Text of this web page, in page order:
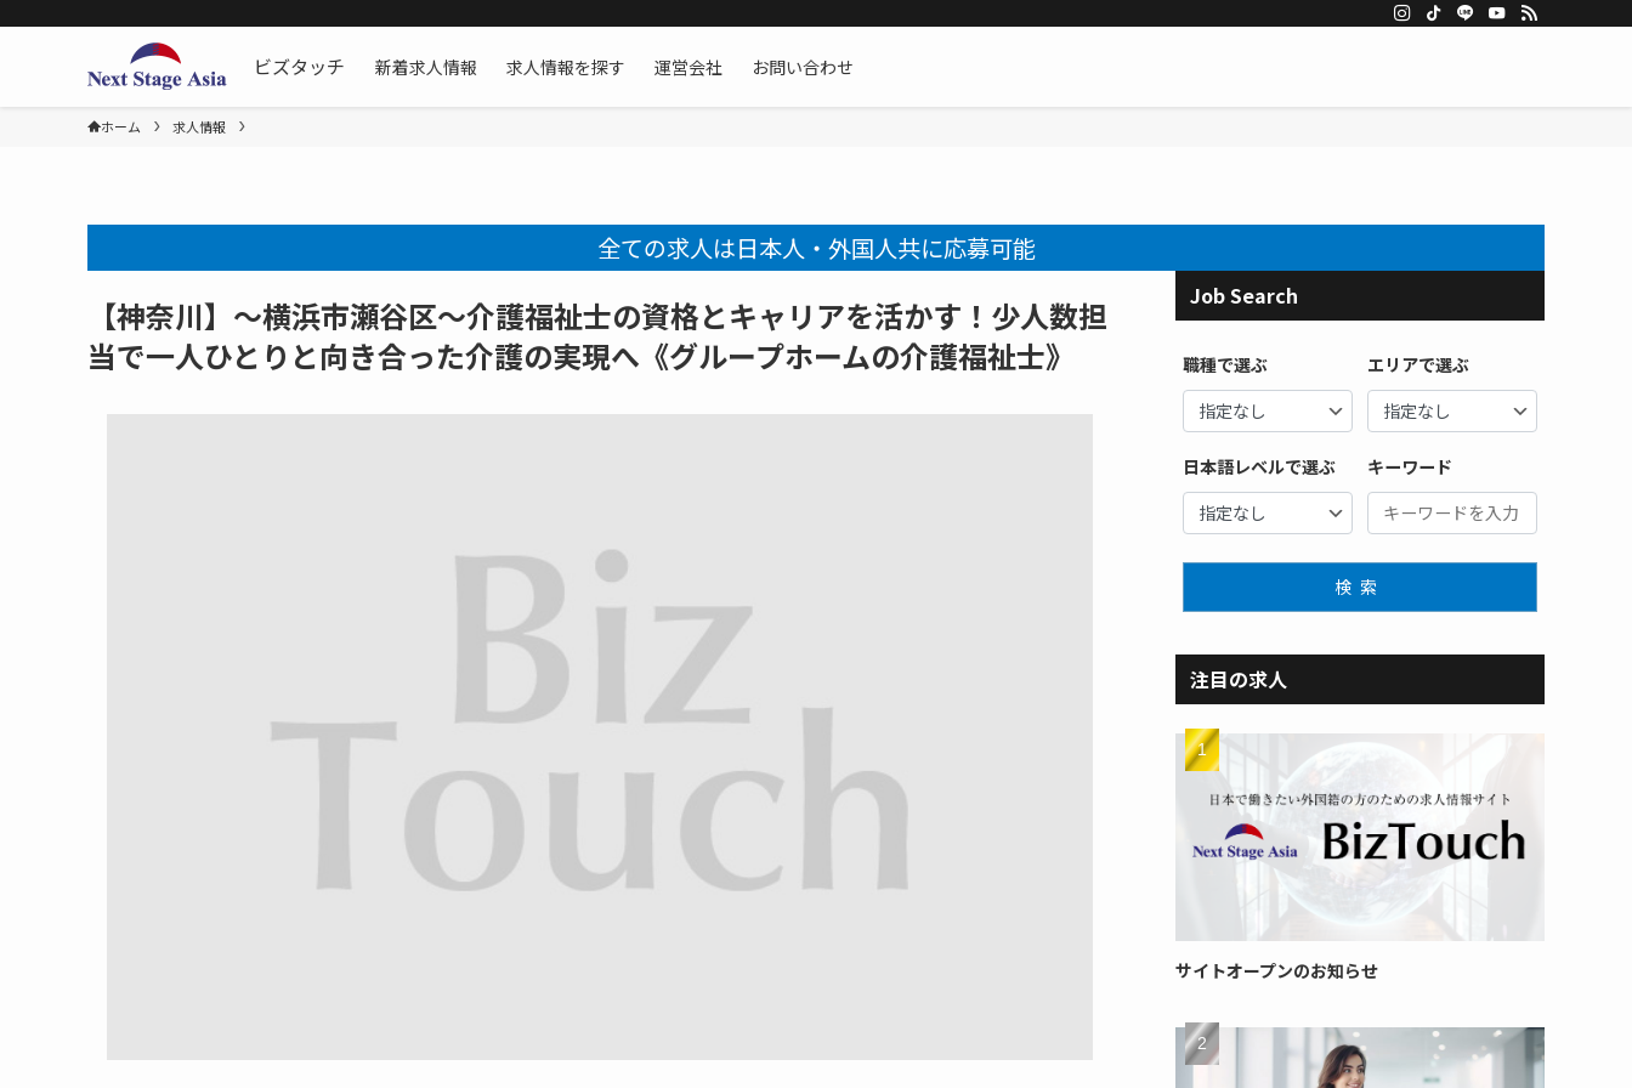
ビズタッチ
新着求人情報 求人情報を探す 運営会社 お問い合わせ
ホーム 求人情報
全ての求人は日本人・外国人共に応募可能
【神奈川】～横浜市瀬谷区～介護福祉士の資格とキャリアを活かす！少人数担
当で一人ひとりと向き合った介護の実現へ《グループホームの介護福祉士》
Job Search
職種で選ぶ エリアで選ぶ
日本語レベルで選ぶ キーワード
検索
注目の求人
サイトオープンのお知らせ